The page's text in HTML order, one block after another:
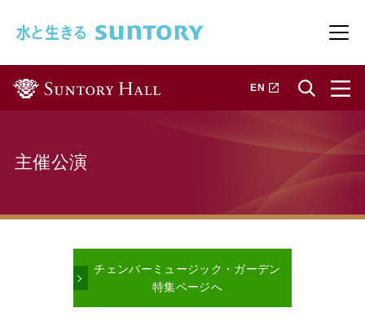
メ
EN 新しいタブで開きます
主催公演
チェンバーミュージック・ガーデン
特集ページへ